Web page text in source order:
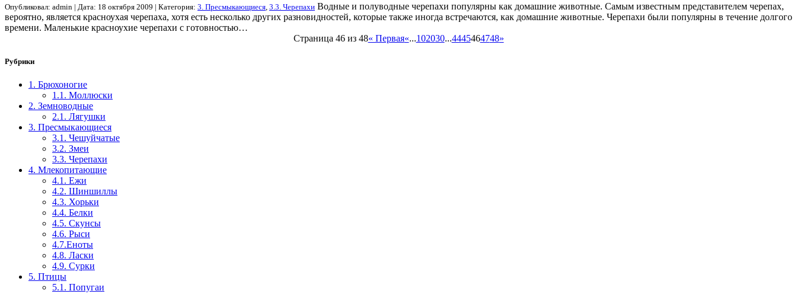
Опубликовал: admin | Дата: 18 октября 2009 | Категория: 3. Пресмыкающиеся 3.3. Черепахи Водные и полуводные черепахи популярны как домашние животные. Самым известным представителем черепах,
вероятно, является красноухая черепаха, хотя есть несколько других разновидностей, которые также иногда встречаются, как домашние животные. Черепахи были популярны в течение долгого
времени. Маленькие красноухие черепахи с готовностью…
Страница 46 из 48« Первая«...102030...4445464748»
Рубрики
1. Брюхоногие
1.1. Моллюски
2. Земноводные
2.1. Лягушки
3. Пресмыкающиеся
3.1. Чешуйчатые
3.2. Змеи
3.3. Черепахи
4. Млекопитающие
4.1. Ежи
4.2. Шиншиллы
4.3. Хорьки
4.4. Белки
4.5. Скунсы
4.6. Рыси
4.7.Еноты
4.8. Ласки
4.9. Сурки
5. Птицы
5.1. Попугаи